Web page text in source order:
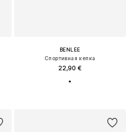
BENLEE
Спортивная кепка
22,90 €